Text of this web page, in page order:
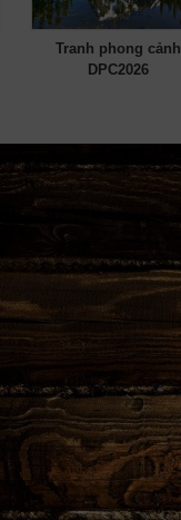
Tranh phong cảnh
DPC2026